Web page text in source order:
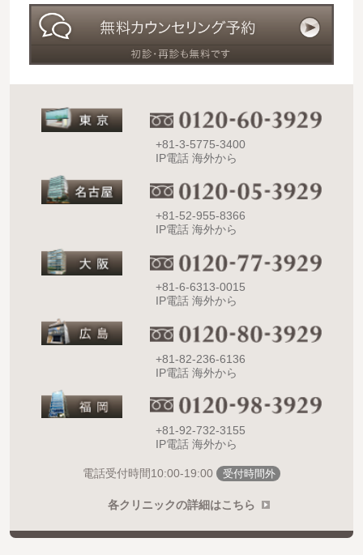
+81-3-5775-3400
IP電話 海外から
+81-52-955-8366
IP電話 海外から
+81-6-6313-0015
IP電話 海外から
+81-82-236-6136
IP電話 海外から
+81-92-732-3155
IP電話 海外から
電話受付時間10:00-19:00 受付時間外
各クリニックの詳細はこちら